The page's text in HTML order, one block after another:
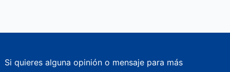
Si quieres alguna opinión o mensaje para más